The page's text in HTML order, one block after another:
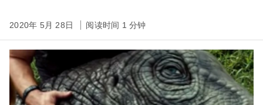
2020年 5月 28日 阅读时间 1 分钟